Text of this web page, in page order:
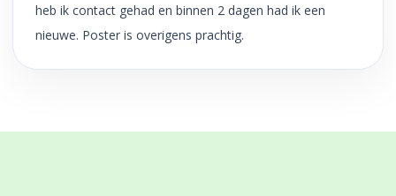
heb ik contact gehad en binnen 2 dagen had ik een
nieuwe. Poster is overigens prachtig.